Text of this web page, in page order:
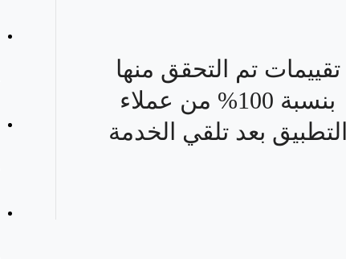
تقييمات تم التحقق منها
بنسبة 100% من عملاء
التطبيق بعد تلقي الخدمة